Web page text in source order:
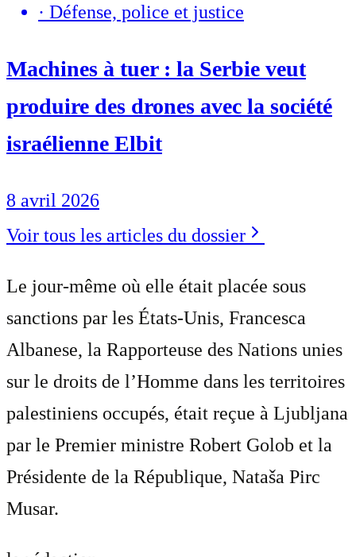
· Défense, police et justice
Machines à tuer : la Serbie veut
produire des drones avec la société
israélienne Elbit
8 avril 2026
Voir tous les articles du dossier
Le jour-même où elle était placée sous
sanctions par les États-Unis, Francesca
Albanese, la Rapporteuse des Nations unies
sur le droits de l’Homme dans les territoires
palestiniens occupés, était reçue à Ljubljana
par le Premier ministre Robert Golob et la
Présidente de la République, Nataša Pirc
Musar.